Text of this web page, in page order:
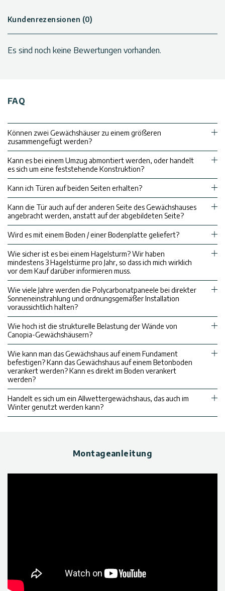
Kundenrezensionen (0)
Es sind noch keine Bewertungen vorhanden.
FAQ
Können zwei Gewächshäuser zu einem größeren
zusammengefügt werden?
Kann es bei einem Umzug abmontiert werden, oder handelt
es sich um eine feststehende Konstruktion?
Kann ich Türen auf beiden Seiten erhalten?
Kann die Tür auch auf der anderen Seite des Gewächshauses
angebracht werden, anstatt auf der abgebildeten Seite?
Wird es mit einem Boden / einer Bodenplatte geliefert?
Wie sicher ist es bei einem Hagelsturm? Wir haben
mindestens 3 Hagelstürme pro Jahr, so dass ich mich wirklich
vor dem Kauf darüber informieren muss.
Wie viele Jahre werden die Polycarbonatpaneele bei direkter
Sonneneinstrahlung und ordnungsgemäßer Installation
voraussichtlich halten?
Wie hoch ist die strukturelle Belastung der Wände von
Canopia-Gewächshäusern?
Wie kann man das Gewächshaus auf einem Fundament
befestigen? Kann das Gewächshaus auf einem Betonboden
verankert werden? Kann es direkt im Boden verankert
werden?
Handelt es sich um ein Allwettergewächshaus, das auch im
Winter genutzt werden kann?
Montageanleitung